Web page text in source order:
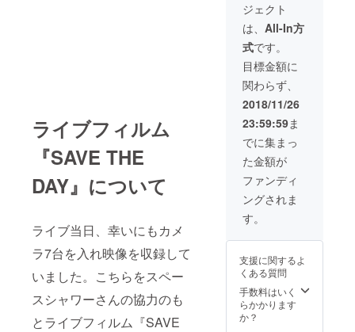
ライブフィルム
『SAVE THE
DAY』について
ライブ当日、幸いにもカメ
ラ7台を入れ映像を収録して
いました。こちらをスペー
スシャワーさんの協力のも
とライブフィルム『SAVE
Kaori
Takeda
」アナ
ログ7イ
ンチ ラ
イブ音
源カ
セット
テープ
（60分
予定）
ボック
スセッ
ト仕様
SAVE
THE
ルTシャ
ツ
SAVE
THE
DAYオ
リジナ
ジェクト
は、 All-In方
式です。
目標金額に
関わらず、
2018/11/26
23:59:59ま
でに集まっ
た金額が
ファンディ
ングされま
す。
支援に関するよ
くある質問
手数料はいく
らかかります
か？